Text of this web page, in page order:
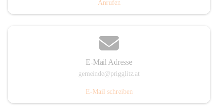
Anrufen
E-Mail Adresse
gemeinde@prigglitz.at
E-Mail schreiben